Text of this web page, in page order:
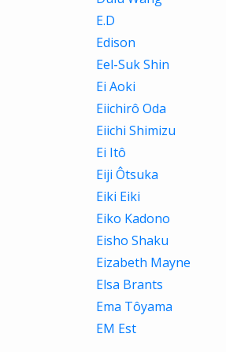
E.D
Edison
Eel-Suk Shin
Ei Aoki
Eiichirô Oda
Eiichi Shimizu
Ei Itô
Eiji Ôtsuka
Eiki Eiki
Eiko Kadono
Eisho Shaku
Eizabeth Mayne
Elsa Brants
Ema Tôyama
EM Est